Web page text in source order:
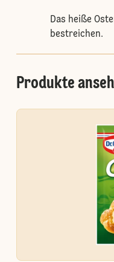
Das heiße
bestreichen.
Produkte